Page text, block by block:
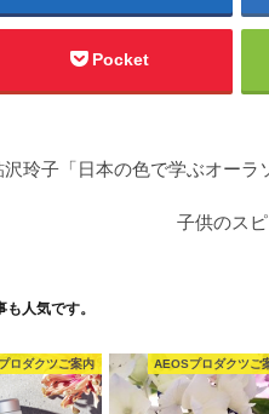
Pocket
玲子「日本の色で学ぶオーラ
子供のス
人気です。
ロダクツご案内 AEOSプロダクツご